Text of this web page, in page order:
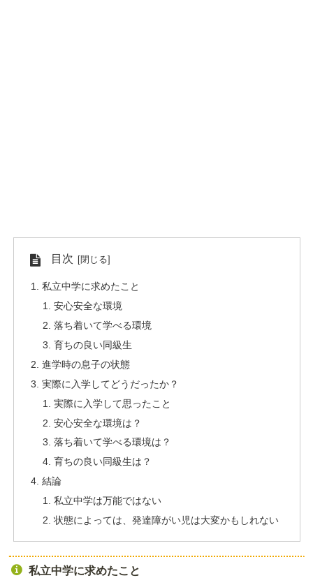
目次
私立中学に求めたこと
安心安全な環境
落ち着いて学べる環境
育ちの良い同級生
進学時の息子の状態
実際に入学してどうだったか？
実際に入学して思ったこと
安心安全な環境は？
落ち着いて学べる環境は？
育ちの良い同級生は？
結論
私立中学は万能ではない
状態によっては、発達障がい児は大変かもしれない
私立中学に求めたこと